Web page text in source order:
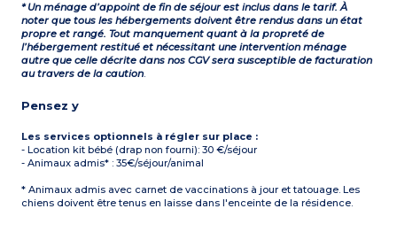
* Un ménage d’appoint de fin de séjour est inclus dans le tarif. À
noter que tous les hébergements doivent être rendus dans un état
propre et rangé. Tout manquement quant à la propreté de
l’hébergement restitué et nécessitant une intervention ménage
autre que celle décrite dans nos CGV sera susceptible de facturation
au travers de la caution.
Pensez y
Les services optionnels à régler sur place :
- Location kit bébé (drap non fourni): 30 €/séjour
- Animaux admis* : 35€/séjour/animal
* Animaux admis avec carnet de vaccinations à jour et tatouage. Les
chiens doivent être tenus en laisse dans l'enceinte de la résidence.